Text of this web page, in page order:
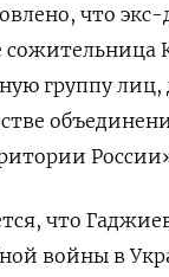
что
сожительница
группу лиц,
что
войны в